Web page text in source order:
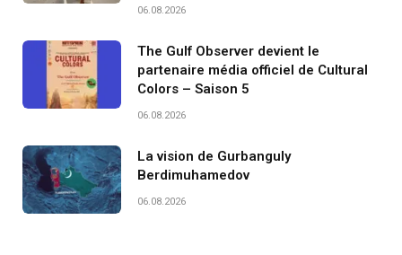
06.08.2026
The Gulf Observer devient le
partenaire média officiel de Cultural
Colors – Saison 5
06.08.2026
La vision de Gurbanguly
Berdimuhamedov
06.08.2026